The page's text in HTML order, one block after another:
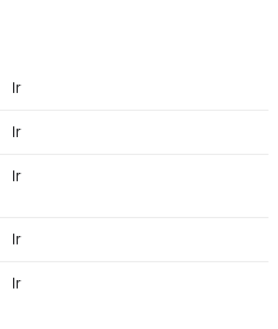
Ir
Ir
Ir
Ir
Ir